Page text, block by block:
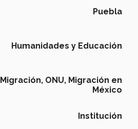
Puebla
Humanidades y Educación
Migración, ONU, Migración en
México
Institución